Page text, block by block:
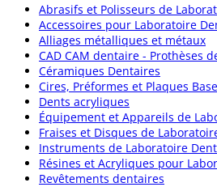
Abrasifs et Polisseurs de
Accessoires pour Laboratoire
Alliages métalliques et métaux
CAD CAM dentaire - Prothèses
Céramiques Dentaires
Cires, Préformes et Plaques
Dents acryliques
Équipement et Appareils de
Fraises et Disques de
Instruments de Laboratoire
Résines et Acryliques pour
Revêtements dentaires